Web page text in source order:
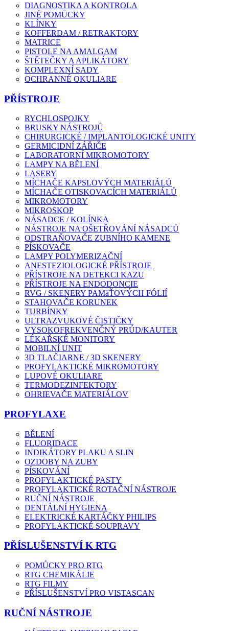
DIAGNOSTIKA A KONTROLA
JINÉ POMŮCKY
KLÍNKY
KOFFERDAM / RETRAKTORY
MATRICE
PISTOLE NA AMALGAM
ŠTĚTEČKY A APLIKÁTORY
KOMPLEXNÍ SADY
OCHRANNÉ OKULIARE
PŘÍSTROJE
RYCHLOSPOJKY
BRUSKY NÁSTROJŮ
CHIRURGICKÉ / IMPLANTOLOGICKÉ UNITY
GERMICIDNÍ ZÁŘIČE
LABORATORNÍ MIKROMOTORY
LAMPY NA BĚLENÍ
LASERY
MÍCHAČE KAPSLOVÝCH MATERIÁLŮ
MÍCHAČE OTISKOVACÍCH MATERIÁLŮ
MIKROMOTORY
MIKROSKOP
NÁSADCE / KOLÍNKA
NÁSTROJE NA OŠETŘOVÁNÍ NÁSADCŮ
ODSTRAŇOVAČE ZUBNÍHO KAMENE
PÍSKOVAČE
LAMPY POLYMERIZAČNÍ
ANESTEZIOLOGICKÉ PŘÍSTROJE
PŘÍSTROJE NA DETEKCI KAZU
PŘÍSTROJE NA ENDODONCIE
RVG / SKENERY PAMäŤOVÝCH FÓLIÍ
STAHOVAČE KORUNEK
TURBÍNKY
ULTRAZVUKOVÉ ČISTIČKY
VYSOKOFREKVENČNÝ PRÚD/KAUTER
LÉKAŘSKÉ MONITORY
MOBILNÍ UNIT
3D TLAČIARNE / 3D SKENERY
PROFYLAKTICKÉ MIKROMOTORY
LUPOVÉ OKULIARE
TERMODEZINFEKTORY
OHRIEVAČE MATERIÁLOV
PROFYLAXE
BĚLENÍ
FLUORIDACE
INDIKÁTORY PLAKU A SLIN
OZDOBY NA ZUBY
PÍSKOVÁNÍ
PROFYLAKTICKÉ PASTY
PROFYLAKTICKÉ ROTAČNÍ NÁSTROJE
RUČNÍ NÁSTROJE
DENTÁLNÍ HYGIENA
ELEKTRICKÉ KARTÁČKY PHILIPS
PROFYLAKTICKÉ SOUPRAVY
PŘÍSLUŠENSTVÍ K RTG
POMŮCKY PRO RTG
RTG CHEMIKÁLIE
RTG FILMY
PŘÍSLUŠENSTVÍ PRO VISTASCAN
RUČNÍ NÁSTROJE